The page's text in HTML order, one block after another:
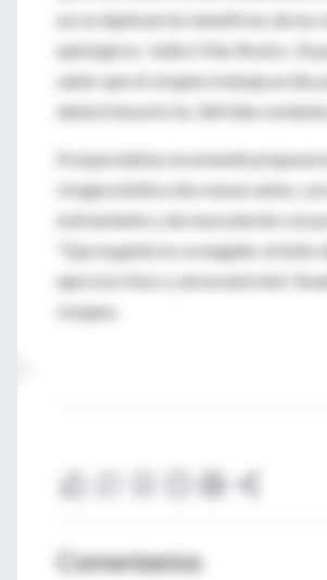
así se duplican los beneficios de los
quirúrgicos -indicó Vila-Rovira-. El
saber que el cirujano trabaja un día,
deberá hacerlo los 364 días restantes
El especialista recomendó
cirugía estética dos meses antes,
estiramiento y de musculación con
"Que la gente no se engañe: el éxito
ejercicio físico y de la nutrición",
cirujano.
Comentarios